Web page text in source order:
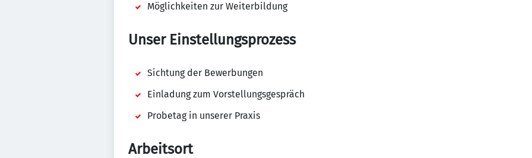
Möglichkeiten zur Weiterbildung
Unser Einstellungsprozess
Sichtung der Bewerbungen
Einladung zum Vorstellungsgespräch
Probetag in unserer Praxis
Arbeitsort